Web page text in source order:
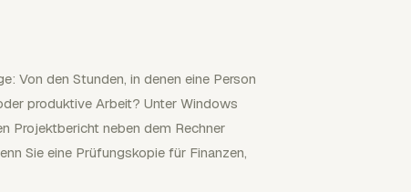
Von den Stunden, in denen eine Person
produktive Arbeit? Unter Windows
Projektbericht neben dem Rechner
Sie eine Prüfungskopie für Finanzen,